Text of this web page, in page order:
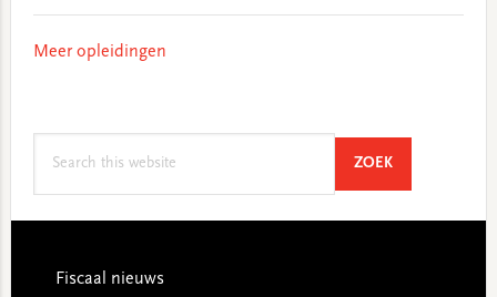
Meer opleidingen
ZOEKSEARCH
Footer
Fiscaal nieuws